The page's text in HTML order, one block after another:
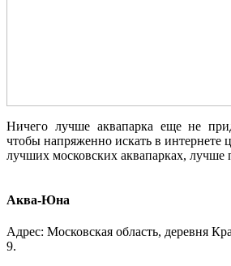
Ничего лучше аквапарка еще не
чтобы напряженно искать в
лучших московских аквапарках, лучше
Аква-Юна
Адрес: Московская область, деревня
9.